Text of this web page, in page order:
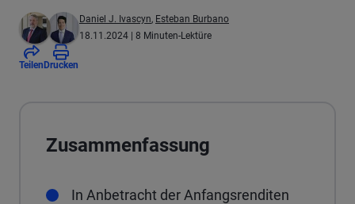
Daniel J. Ivascyn, Esteban Burbano
18.11.2024 | 8 Minuten-Lektüre
Teilen Drucken
Zusammenfassung
In Anbetracht der Anfangsrenditen